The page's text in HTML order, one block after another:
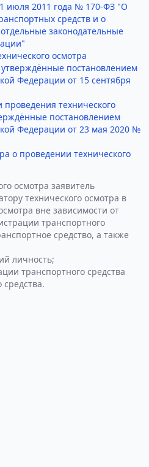
июля 2011 года № 170-ФЗ "О
средств и о
законодательные
осмотра
постановлением
Федерации от 15 сентября
технического
постановлением
Федерации от 23 мая 2020 №
о проведении технического
осмотра заявитель
технического осмотра в
вне зависимости от
транспортного
средство, а также
личность;
транспортного средства